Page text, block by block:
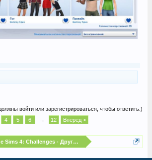
войти или зарегистрироваться, чтобы ответить.)
4 5 6 → 12 Вперёд >
Sims 4: Challenges - Другие испытания